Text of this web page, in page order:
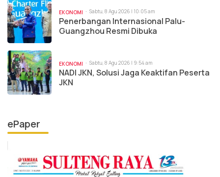
EKONOMI Sabtu, 8 Agu 2026 | 10:05 am
Penerbangan Internasional Palu-
Guangzhou Resmi Dibuka
EKONOMI Sabtu, 8 Agu 2026 | 9:54 am
NADI JKN, Solusi Jaga Keaktifan Peserta
JKN
ePaper